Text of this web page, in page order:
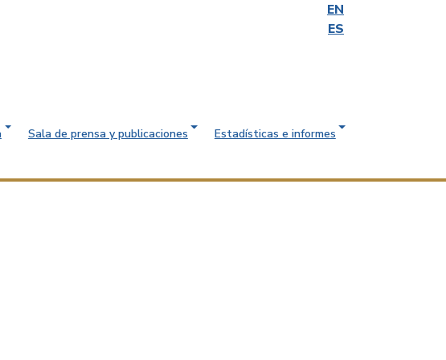
EN
ES
Sala de prensa y publicaciones
Estadísticas e informes